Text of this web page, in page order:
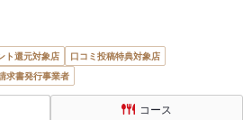
ト還元対象店
口コミ投稿特典対象店
求書発行事業者
コース